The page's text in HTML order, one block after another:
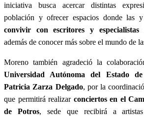
iniciativa busca acercar distintas
población y ofrecer espacios donde las y
convivir con escritores y
además de conocer más sobre el mundo de
Moreno también agradeció la
Universidad Autónoma del Estado
Patricia Zarza Delgado, por la
que permitirá realizar conciertos en el
de Potros, sede que recibirá a